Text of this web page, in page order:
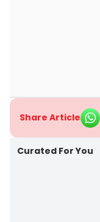
Share Article
Curated For You